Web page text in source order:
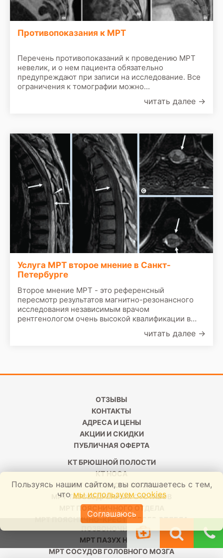
Противопоказания к МРТ
Перечень противопоказаний к проведению МРТ
невелик, и о нем пациента обязательно
предупреждают при записи на исследование. Все
ограничения к томографии можно
абсолютные. Абсолютные противопоказания при
сканирования. МРТ аппарат - это, по сути,
большой и очень мощный магнит.
читать далее →
Услуга МРТ второе мнение в Санкт-
Петербурге
Второе мнение МРТ - это референсный
пересмотр результатов магнитно-резонансного
исследования независимым врачом
рентгенологом очень высокой квалификации в
медицинских центров Санкт-Петербурга к услуге
читать далее →
ОТЗЫВЫ
КОНТАКТЫ
АДРЕСА И ЦЕНЫ
АКЦИИ И СКИДКИ
ПУБЛИЧНАЯ ОФЕРТА
КТ БРЮШНОЙ ПОЛОСТИ
КТ НОСА
МРТ ГОЛОВНОГО МОЗГА
МРТ ТАЗОБЕДРЕННЫХ СУСТАВОВ
МРТ ПОЯСНИЧНОГО ОТДЕЛА
МРТ ПОЯСНИЧНО-КРЕСТЦОВОГО ОТДЕЛА
ПОЗВОНОЧНИКА
МРТ ПАЗУХ НОСА
МРТ СОСУДОВ ГОЛОВНОГО МОЗГА
Пользуясь нашим сайтом, вы соглашаетесь с тем,
что мы используем cookies
Соглашаюсь